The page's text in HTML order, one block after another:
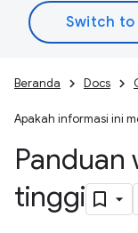
Beranda Docs
Apakah informasi ini
Panduan
tinggi